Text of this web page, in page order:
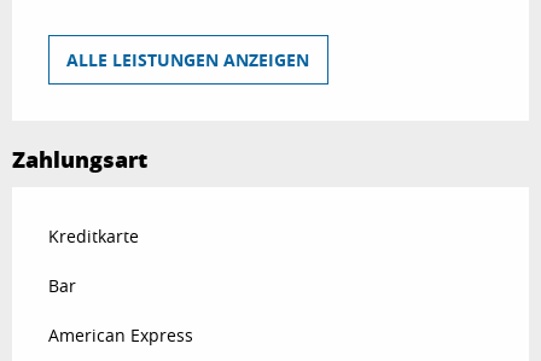
ALLE LEISTUNGEN ANZEIGEN
Zahlungsart
Kreditkarte
Bar
American Express